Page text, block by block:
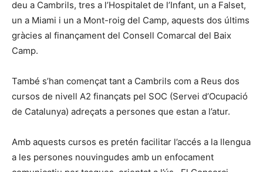
deu a Cambrils, tres a l’Hospitalet de l’Infant, un a Falset,
un a Miami i un a Mont-roig del Camp, aquests dos últims
gràcies al finançament del Consell Comarcal del Baix
Camp.
També s’han començat tant a Cambrils com a Reus dos
cursos de nivell A2 finançats pel SOC (Servei d’Ocupació
de Catalunya) adreçats a persones que estan a l’atur.
Amb aquests cursos es pretén facilitar l’accés a la llengua
a les persones nouvingudes amb un enfocament